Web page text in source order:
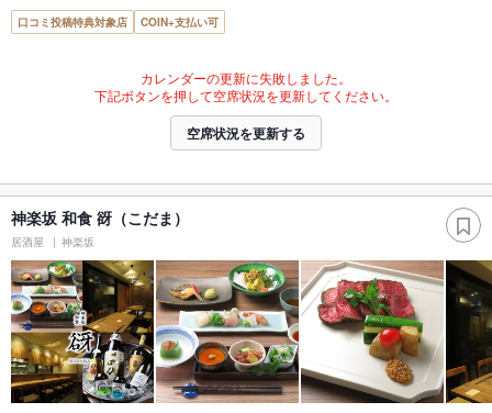
口コミ投稿特典対象店 COIN+支払い可
カレンダーの更新に失敗しました。
下記ボタンを押して空席状況を更新してください。
空席状況を更新する
神楽坂 和食 谺（こだま）
居酒屋 神楽坂